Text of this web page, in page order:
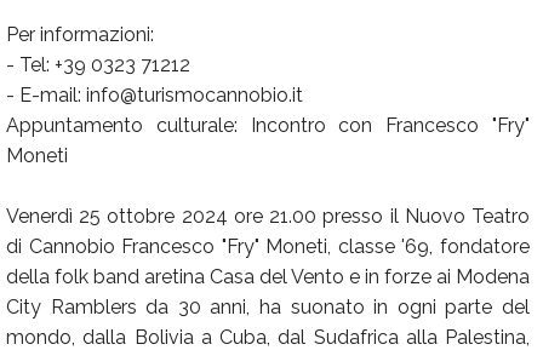
Per informazioni:
- Tel: +39 0323 71212
- E-mail: info@turismocannobio.it
Appuntamento culturale: Incontro con Francesco "Fry"
Moneti
Venerdì 25 ottobre 2024 ore 21.00 presso il Nuovo Teatro
di Cannobio Francesco "Fry" Moneti, classe '69, fondatore
della folk band aretina Casa del Vento e in forze ai Modena
City Ramblers da 30 anni, ha suonato in ogni parte del
mondo, dalla Bolivia a Cuba, dal Sudafrica alla Palestina,